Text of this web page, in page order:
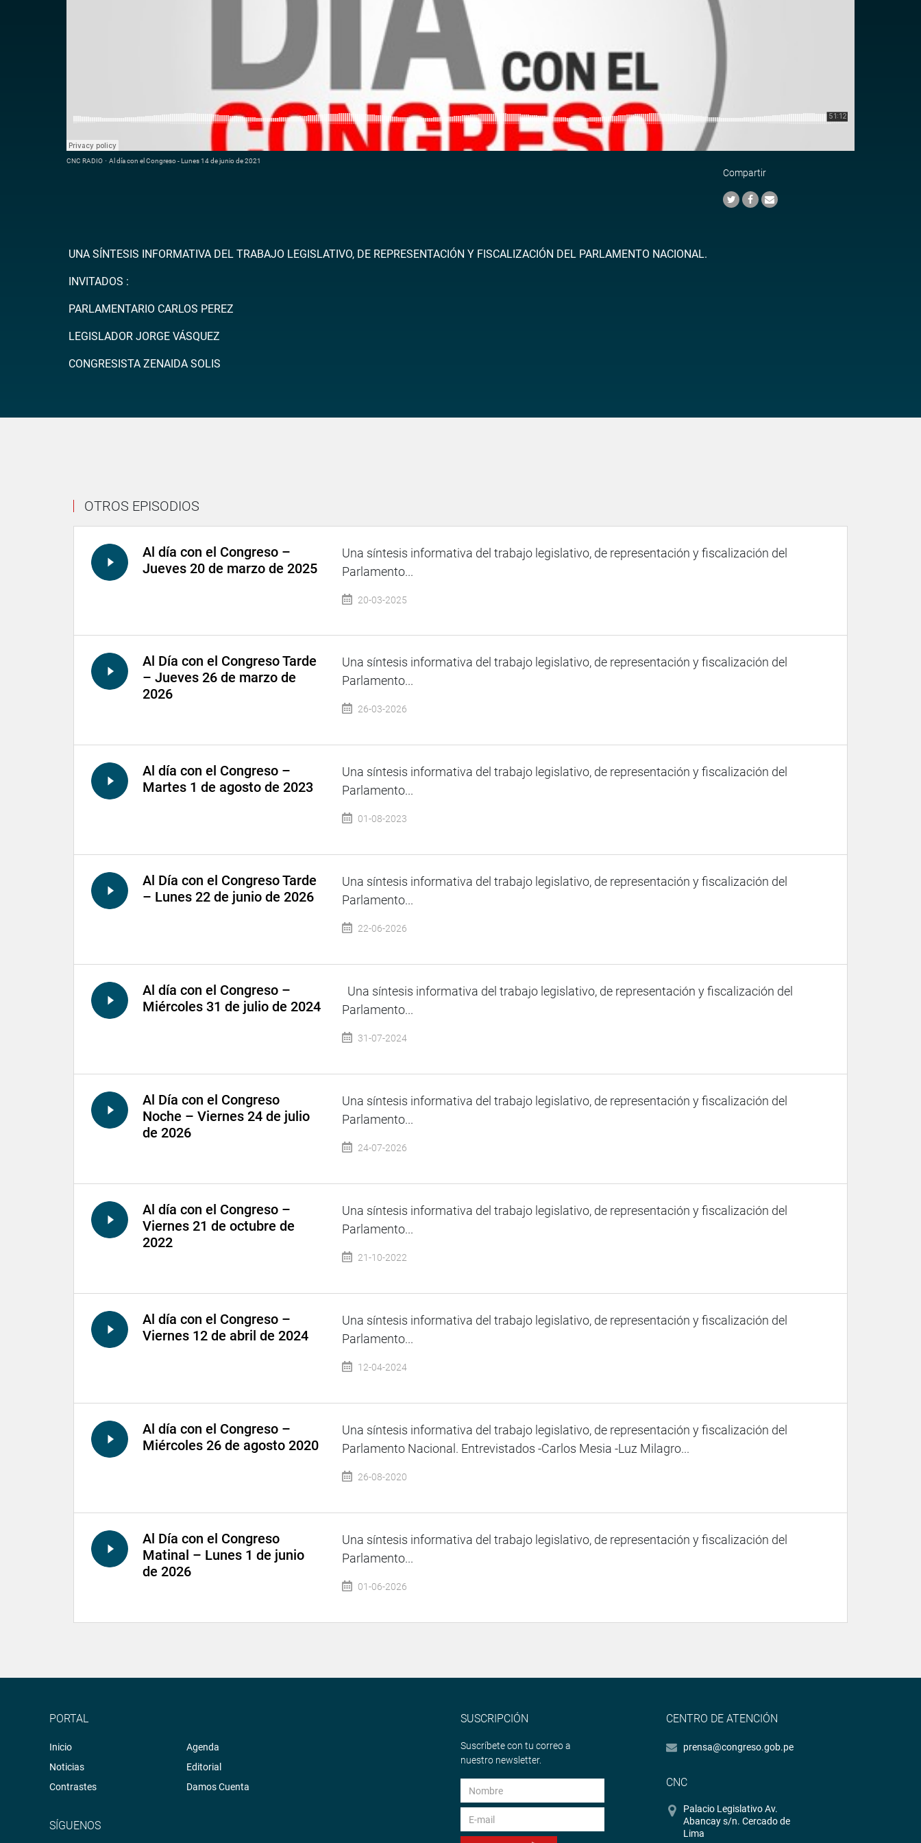
CNC RADIO · Al día con el Congreso - Lunes 14 de junio de 2021
Compartir
UNA SÍNTESIS INFORMATIVA DEL TRABAJO LEGISLATIVO, DE REPRESENTACIÓN Y FISCALIZACIÓN DEL PARLAMENTO NACIONAL.
INVITADOS :
PARLAMENTARIO CARLOS PEREZ
LEGISLADOR JORGE VÁSQUEZ
CONGRESISTA ZENAIDA SOLIS
OTROS EPISODIOS
Al día con el Congreso –
Jueves 20 de marzo de 2025
Una síntesis informativa del trabajo legislativo, de representación y fiscalización del
Parlamento...
20-03-2025
Al Día con el Congreso Tarde
– Jueves 26 de marzo de
2026
Una síntesis informativa del trabajo legislativo, de representación y fiscalización del
Parlamento...
26-03-2026
Al día con el Congreso –
Martes 1 de agosto de 2023
Una síntesis informativa del trabajo legislativo, de representación y fiscalización del
Parlamento...
01-08-2023
Al Día con el Congreso Tarde
– Lunes 22 de junio de 2026
Una síntesis informativa del trabajo legislativo, de representación y fiscalización del
Parlamento...
22-06-2026
Al día con el Congreso –
Miércoles 31 de julio de 2024
Una síntesis informativa del trabajo legislativo, de representación y fiscalización del
Parlamento...
31-07-2024
Al Día con el Congreso
Noche – Viernes 24 de julio
de 2026
Una síntesis informativa del trabajo legislativo, de representación y fiscalización del
Parlamento...
24-07-2026
Al día con el Congreso –
Viernes 21 de octubre de
2022
Una síntesis informativa del trabajo legislativo, de representación y fiscalización del
Parlamento...
21-10-2022
Al día con el Congreso –
Viernes 12 de abril de 2024
Una síntesis informativa del trabajo legislativo, de representación y fiscalización del
Parlamento...
12-04-2024
Al día con el Congreso –
Miércoles 26 de agosto 2020
Una síntesis informativa del trabajo legislativo, de representación y fiscalización del
Parlamento Nacional. Entrevistados -Carlos Mesia -Luz Milagro...
26-08-2020
Al Día con el Congreso
Matinal – Lunes 1 de junio
de 2026
Una síntesis informativa del trabajo legislativo, de representación y fiscalización del
Parlamento...
01-06-2026
PORTAL
Inicio
Noticias
Contrastes
Agenda
Editorial
Damos Cuenta
SÍGUENOS
SUSCRIPCIÓN
Suscríbete con tu correo a
nuestro newsletter.
CENTRO DE ATENCIÓN
prensa@congreso.gob.pe
CNC
Palacio Legislativo Av.
Abancay s/n. Cercado de
Lima